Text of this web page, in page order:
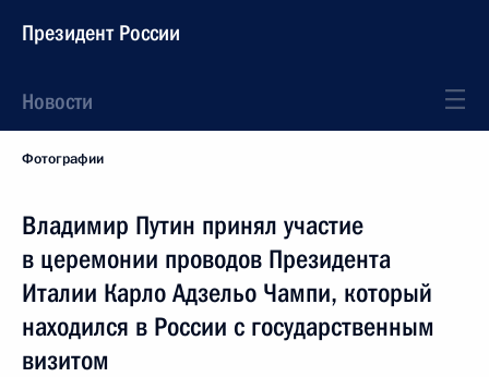
Президент России
Новости
Фотографии
Владимир Путин принял участие
в церемонии проводов Президента
Италии Карло Адзельо Чампи, который
находился в России с государственным
визитом